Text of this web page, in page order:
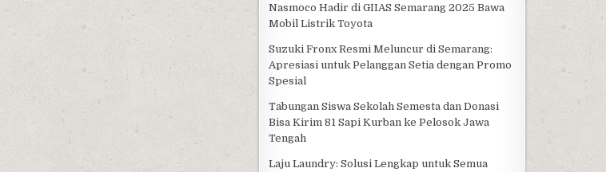
Nasmoco Hadir di GIIAS Semarang 2025 Bawa
Mobil Listrik Toyota
Suzuki Fronx Resmi Meluncur di Semarang:
Apresiasi untuk Pelanggan Setia dengan Promo
Spesial
Tabungan Siswa Sekolah Semesta dan Donasi
Bisa Kirim 81 Sapi Kurban ke Pelosok Jawa
Tengah
Laju Laundry: Solusi Lengkap untuk Semua